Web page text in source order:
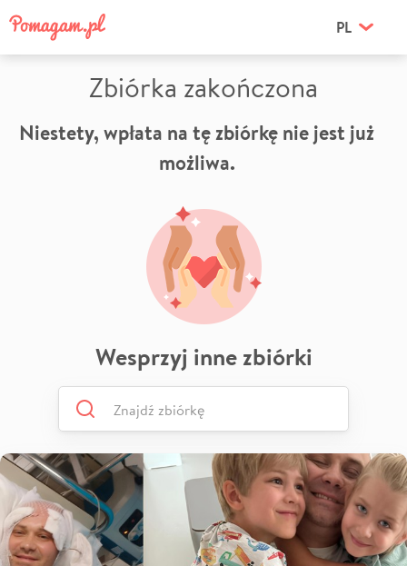
PL
Zbiórka zakończona
Niestety, wpłata na tę zbiórkę nie jest już
możliwa.
Wesprzyj inne zbiórki